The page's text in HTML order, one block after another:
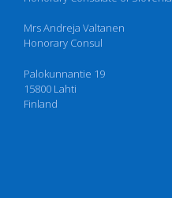
Mrs Andreja Valtanen
Honorary Consul
Palokunnantie 19
15800 Lahti
Finland